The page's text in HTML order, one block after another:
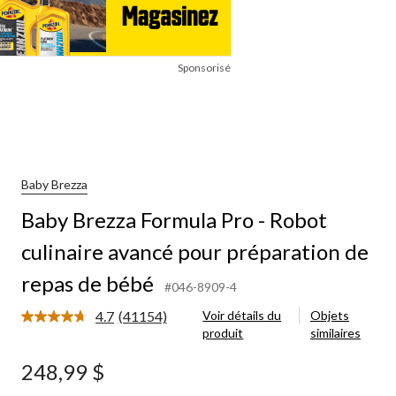
Sponsorisé
Baby Brezza
Baby Brezza Formula Pro - Robot
culinaire avancé pour préparation de
repas de bébé
#046-8909-4
4.7 Lire
(41154)
Voir détails du
produit
Objets
similaires
248,99 $